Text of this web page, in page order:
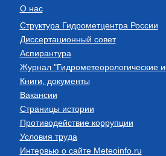
О нас
Структура Гидрометцентра России
Диссертационный совет
Аспирантура
Журнал "Гидрометеорологические
Книги, документы
Вакансии
Страницы истории
Противодействие коррупции
Условия труда
Интервью о сайте Meteoinfo.ru